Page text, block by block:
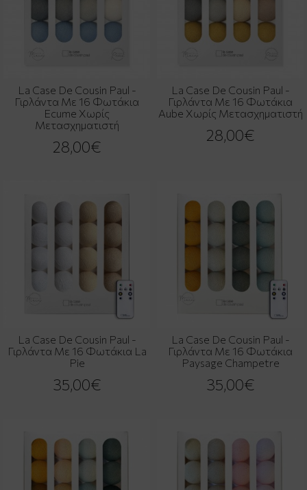
La Case De Cousin Paul -
Γιρλάντα Με 16 Φωτάκια
Ecume Χωρίς
Μετασχηματιστή
28,00€
La Case De Cousin Paul -
Γιρλάντα Με 16 Φωτάκια
Aube Χωρίς Μετασχηματιστή
28,00€
La Case De Cousin Paul -
Γιρλάντα Με 16 Φωτάκια La
Pie
35,00€
La Case De Cousin Paul -
Γιρλάντα Με 16 Φωτάκια
Paysage Champetre
35,00€